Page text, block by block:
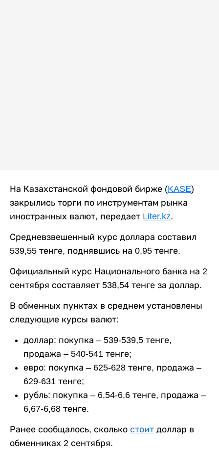
На Казахстанской фондовой бирже (KASE)
закрылись торги по инструментам рынка
иностранных валют, передает Liter.kz.
Средневзвешенный курс доллара составил
539,55 тенге, поднявшись на 0,95 тенге.
Официальный курс Национального банка на 2
сентября составляет 538,54 тенге за доллар.
В обменных пунктах в среднем установлены
следующие курсы валют:
доллар: покупка – 539-539,5 тенге,
продажа – 540-541 тенге;
евро: покупка – 625-628 тенге, продажа –
629-631 тенге;
рубль: покупка – 6,54-6,6 тенге, продажа –
6,67-6,68 тенге.
Ранее сообщалось, сколько стоит доллар в
обменниках 2 сентября.